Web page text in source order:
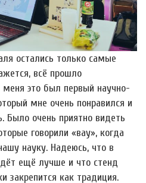
остались только самые
всё прошло
это был первый научно-
мне очень понравился и
Было очень приятно видеть
говорили «вау», когда
науку. Надеюсь, что в
ещё лучше и что стенд
закрепится как традиция.